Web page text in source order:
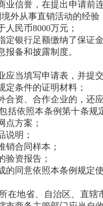
信誉，在提出申请前连
外从事直销活动的经验
民币8000万元；
银行足额缴纳了保证金
备和披露制度。
填写申请表，并提交
条件的证明材料；
资、合作企业的，还应
依照本条例第十条规
点方案；
明；
合同样本；
资报告；
同意依照本条例规定使
省、自治区、直辖